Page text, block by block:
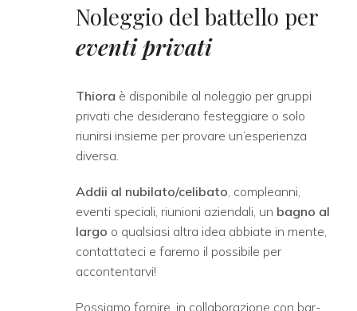
Noleggio del battello per
eventi privati
Thiora è disponibile al noleggio per gruppi
privati che desiderano festeggiare o solo
riunirsi insieme per provare un’esperienza
diversa.
Addii al nubilato/celibato , compleanni,
eventi speciali, riunioni aziendali, un bagno al
largo o qualsiasi altra idea abbiate in mente,
contattateci e faremo il possibile per
accontentarvi!
Possiamo fornire, in collaborazione con bar-